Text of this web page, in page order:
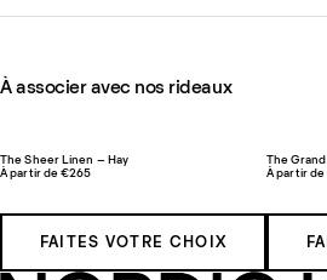
À associer avec nos rideaux
The Sheer Linen – Hay
À partir de €265
FAITES VOTRE CHOIX
The
À partir